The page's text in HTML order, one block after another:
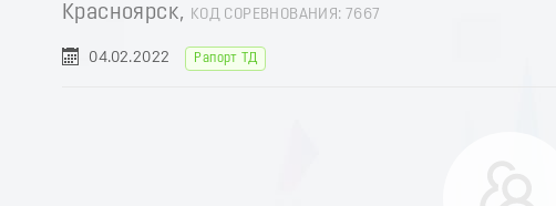
Красноярск, КОД СОРЕВНОВАНИЯ: 7667
04.02.2022 Рапорт ТД